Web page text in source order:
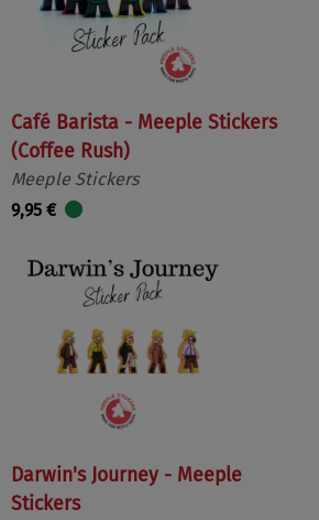
Café Barista - Meeple Stickers
(Coffee Rush)
Meeple Stickers
9,95 €
Darwin's Journey - Meeple
Stickers